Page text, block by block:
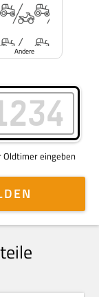
Andere
Oldtimer eingeben